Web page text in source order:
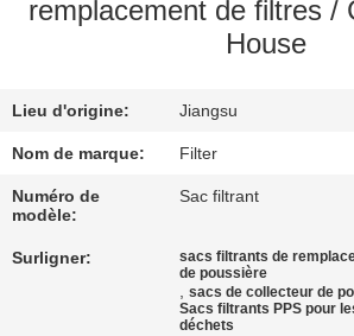
QUALITÉ
CONTACTEZ-
NOUVELLES
remplacement de filtres /
House
Lieu d'origine: Jiangsu
Nom de marque: Filter
Numéro de
modèle:
Sac filtrant
Surligner:
sacs filtrants de
de poussière
,sacs de collecteur de
Sacs filtrants PPS pour
déchets